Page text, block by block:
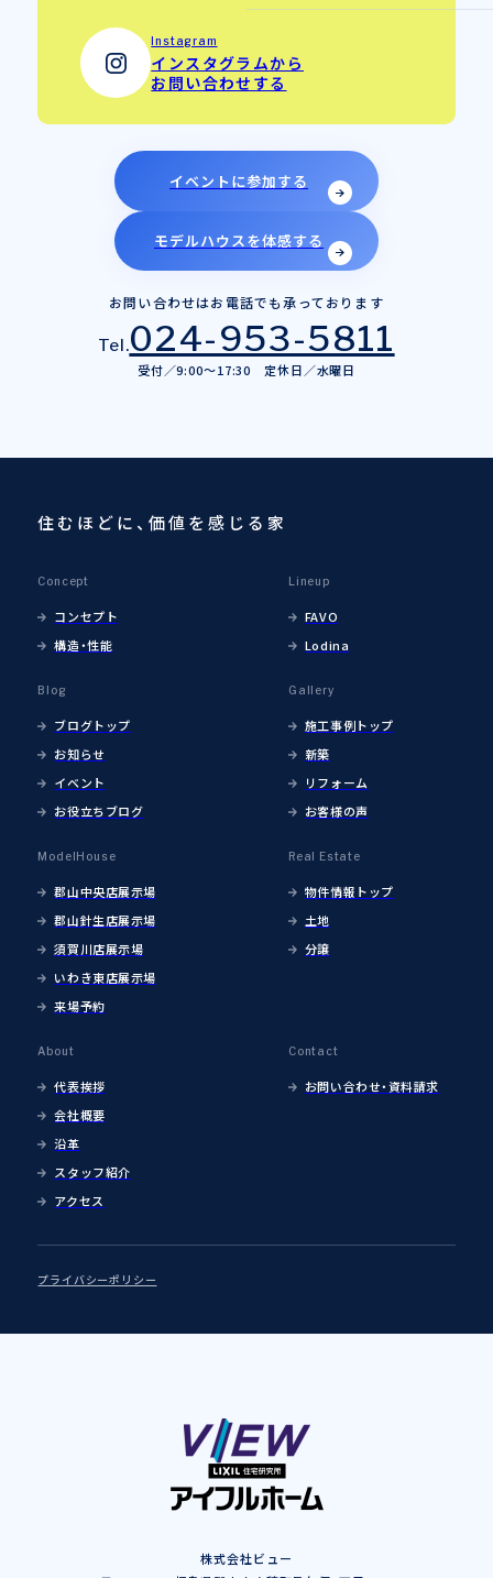
Instagram
インスタグラムから
お問い合わせする
イベントに参加する
モデルハウスを体感する
お問い合わせはお電話でも承っております
Tel.024-953-5811
受付／9:00～17:30 定休日／水曜日
住むほどに、価値を感じる家
Concept
コンセプト
構造・性能
Lineup
FAVO
Lodina
Blog
ブログトップ
お知らせ
イベント
お役立ちブログ
Gallery
施工事例トップ
新築
リフォーム
お客様の声
ModelHouse
郡山中央店展示場
郡山針生店展示場
須賀川店展示場
いわき東店展示場
来場予約
Real Estate
物件情報トップ
土地
分譲
About
代表挨拶
会社概要
沿革
スタッフ紹介
アクセス
Contact
お問い合わせ・資料請求
プライバシーポリシー
株式会社ビュー